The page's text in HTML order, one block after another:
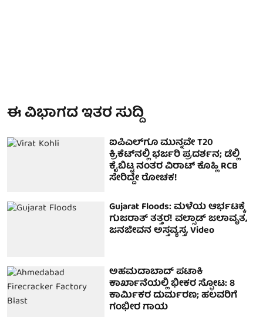
ಈ ವಿಭಾಗದ ಇತರ ಸುದ್ದಿ
ಐಪಿಎಲ್‌ಗೂ ಮುನ್ನವೇ T20
ಕ್ರಿಕೆಟ್‌ನಲ್ಲಿ ಭರ್ಜರಿ ಪ್ರದರ್ಶನ; ಡೆಲ್ಲಿ
ಕೈಬಿಟ್ಟ ನಂತರ ವಿರಾಟ್ ಕೊಹ್ಲಿ RCB
ಸೇರಿದ್ದೇ ರೋಚಕ!
Gujarat Floods: ಮಳೆಯ ಆರ್ಭಟಕ್ಕೆ
ಗುಜರಾತ್ ತತ್ತರ! ವಲ್ಸಾಡ್ ಜಲಾವೃತ,
ಜನಜೀವನ ಅಸ್ತವ್ಯಸ್ತ, Video
ಅಹಮದಾಬಾದ್ ಪಟಾಕಿ
ಕಾರ್ಖಾನೆಯಲ್ಲಿ ಭೀಕರ ಸ್ಫೋಟ: 8
ಕಾರ್ಮಿಕರ ದುರ್ಮರಣ; ಹಲವರಿಗೆ
ಗಂಭೀರ ಗಾಯ